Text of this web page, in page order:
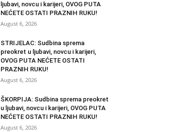
ljubavi, novcu i karijeri, OVOG PUTA
NEĆETE OSTATI PRAZNIH RUKU!
August 6, 2026
STRIJELAC: Sudbina sprema
preokret u ljubavi, novcu i karijeri,
OVOG PUTA NEĆETE OSTATI
PRAZNIH RUKU!
August 6, 2026
ŠKORPIJA: Sudbina sprema preokret
u ljubavi, novcu i karijeri, OVOG PUTA
NEĆETE OSTATI PRAZNIH RUKU!
August 6, 2026